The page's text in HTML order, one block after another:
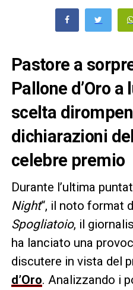
Pastore a
Pallone d’Oro
scelta
dichiarazioni
celebre premio
Durante l’ultima
Night“, il noto format
Spogliatoio, il
ha lanciato una
discutere in vista del
d’Oro. Analizzando i